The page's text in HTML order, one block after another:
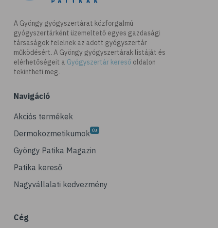
# étkezési napló
# hal
# egészséges táplálkozás
# omega-3
# D-vitamin
# ásványi anyagok
# reuma
# ízületi fájdalom
# ízületek
# porckopás
# csonttörés
A Gyöngy gyógyszertárat közforgalmú
gyógyszertárként üzemeltető egyes gazdasági
társaságok felelnek az adott gyógyszertár
működésért. A Gyöngy gyógyszertárak listáját és
elérhetőségeit a Gyógyszertár kereső oldalon
tekintheti meg.
Navigáció
Akciós termékek
Dermokozmetikumok
Gyöngy Patika Magazin
Patika kereső
Nagyvállalati kedvezmény
Cég